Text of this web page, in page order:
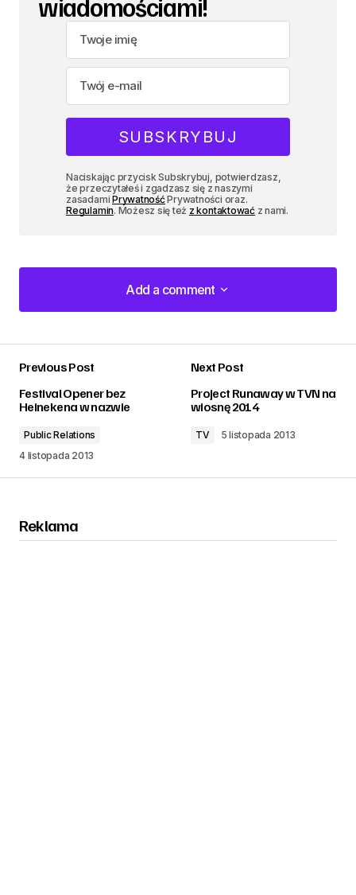
wiadomościami!
Naciskając przycisk Subskrybuj, potwierdzasz,
że przeczytałeś i zgadzasz się z naszymi
zasadamiPrywatnośćPrywatności oraz.
Regulamin. Możesz się też z kontaktowaćz nami.
Add a comment
Add a comment
Previous Post
Festival Opener bez
Heinekena w nazwie
Public Relations
4 listopada 2013
Next Post
Project Runaway w TVN na
wiosnę 2014
TV 5 listopada 2013
Reklama